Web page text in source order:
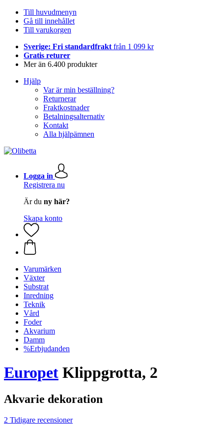
Till huvudmenyn
Gå till innehållet
Till varukorgen
Sverige: Fri standardfrakt från 1 099 kr
Gratis returer
Mer än 6.400 produkter
Hjälp
Var är min beställning?
Returnerar
Fraktkostnader
Betalningsalternativ
Kontakt
Alla hjälpämnen
Logga in
Registrera nu
Är du ny här?
Skapa konto
Varumärken
Växter
Substrat
Inredning
Teknik
Vård
Foder
Akvarium
Damm
%Erbjudanden
Europet Klippgrotta, 2
Akvarie dekoration
2 Tidigare recensioner